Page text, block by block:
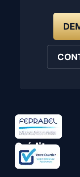
Astuce
Crédit